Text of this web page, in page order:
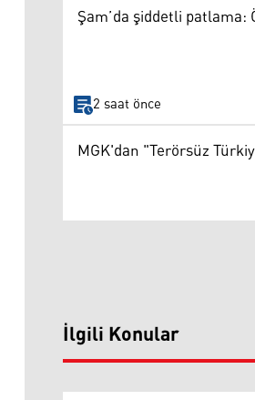
Şam’da şiddetli patlama:
2 saat önce
MGK'dan "Terörsüz
İlgili Konular